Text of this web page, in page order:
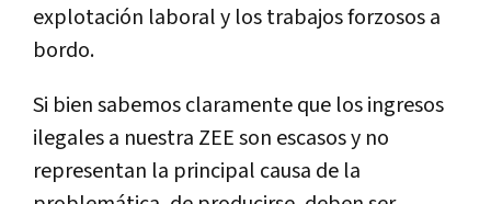
explotación laboral y los trabajos forzosos a
bordo.
Si bien sabemos claramente que los ingresos
ilegales a nuestra ZEE son escasos y no
representan la principal causa de la